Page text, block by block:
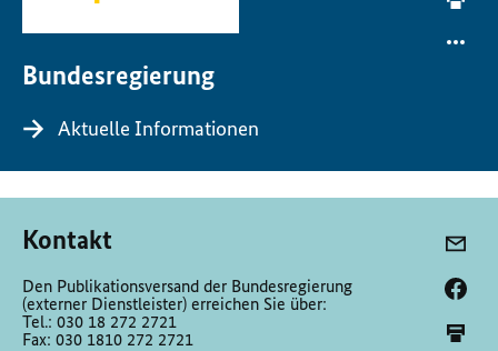
Bundesregierung
Aktuelle Informationen
Kontakt
Den Publikationsversand der Bundesregierung
(externer Dienstleister) erreichen Sie über:
Tel.: 030 18 272 2721
Fax: 030 1810 272 2721